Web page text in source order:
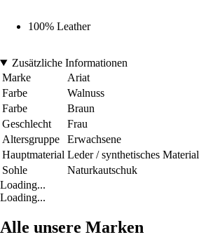
100% Leather
Zusätzliche Informationen
Marke
Ariat
Farbe
Walnuss
Farbe
Braun
Geschlecht
Frau
Altersgruppe
Erwachsene
Hauptmaterial Leder / synthetisches Material
Sohle
Naturkautschuk
Loading...
Loading...
Alle unsere Marken